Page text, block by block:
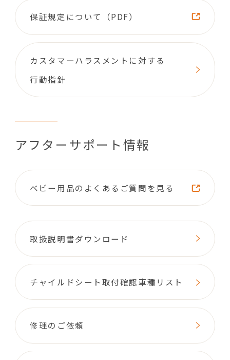
保証規定について（PDF）
カスタマーハラスメントに対する
行動指針
アフターサポート情報
ベビー用品のよくあるご質問を見る
取扱説明書ダウンロード
チャイルドシート取付確認車種リスト
修理のご依頼